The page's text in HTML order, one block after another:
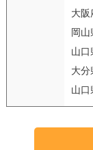
大阪
岡
山口
大分
山口